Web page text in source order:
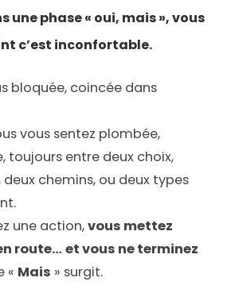
une phase « oui, mais », vous
c’est inconfortable.
bloquée, coincée dans
vous sentez plombée,
toujours entre deux choix,
chemins, ou deux types
une action,vous mettez
route… et vous ne terminez
« Mais » surgit.